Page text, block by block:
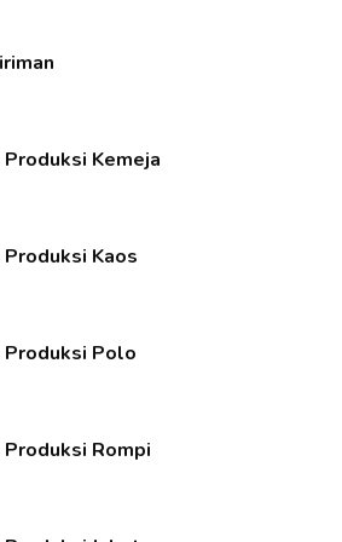
Kemeja
Kaos
Polo
Rompi